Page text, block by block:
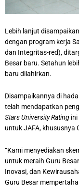
Lebih lanjut
dengan program kerja
dan Integritas-red),
Besar baru. Setahun
baru dilahirkan.
Disampaikannya di
telah mendapatkan
Stars University Rating
untuk JAFA, khususnya
“Kami menyediakan
untuk meraih Guru
Inovasi, dan
Guru Besar